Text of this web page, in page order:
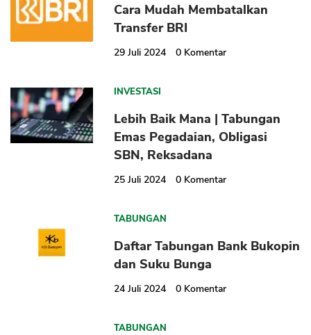
Cara Mudah Membatalkan
Transfer BRI
29 Juli 2024 0 Komentar
INVESTASI
Lebih Baik Mana | Tabungan
Emas Pegadaian, Obligasi
SBN, Reksadana
25 Juli 2024 0 Komentar
TABUNGAN
Daftar Tabungan Bank Bukopin
dan Suku Bunga
24 Juli 2024 0 Komentar
TABUNGAN